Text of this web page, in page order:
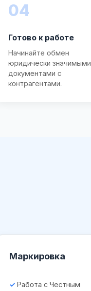
04
Готово к работе
Начинайте обмен
юридически значимыми
документами с
контрагентами.
Маркировка
Работа с Честным